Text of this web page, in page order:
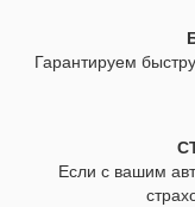
Гарантируем
Если с вашим